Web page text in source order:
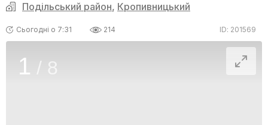
Подільський район, Кропивницький
Сьогодні о 7:31 214 ID: 201569
1 / 8